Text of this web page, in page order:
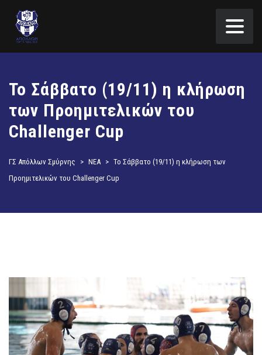
Το Σάββατο (19/11) η κλήρωση
των Προημιτελικών του
Challenger Cup
ΓΣ Απόλλων Σμύρνης > ΝΕΑ > Το Σάββατο (19/11) η κλήρωση των
Προημιτελικών του Challenger Cup